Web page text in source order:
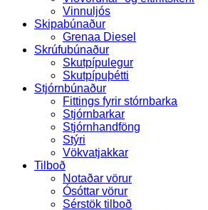
Vinnuljós
Skipabúnaður
Grenaa Diesel
Skrúfubúnaður
Skutpípulegur
Skutpípuþétti
Stjórnbúnaður
Fittings fyrir stórnbarka
Stjórnbarkar
Stjórnhandföng
Stýri
Vökvatjakkar
Tilboð
Notaðar vörur
Ósóttar vörur
Sérstök tilboð